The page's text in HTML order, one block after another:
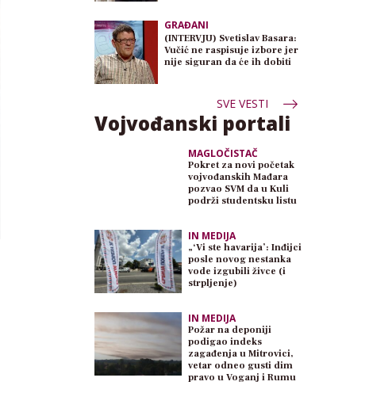
GRAĐANI
(INTERVJU) Svetislav Basara:
Vučić ne raspisuje izbore jer
nije siguran da će ih dobiti
SVE VESTI
Vojvođanski portali
MAGLOČISTAČ
Pokret za novi početak
vojvođanskih Mađara
pozvao SVM da u Kuli
podrži studentsku listu
IN MEDIJA
„‘Vi ste havarija’: Inđijci
posle novog nestanka
vode izgubili živce (i
strpljenje)
IN MEDIJA
Požar na deponiji
podigao indeks
zagađenja u Mitrovici,
vetar odneo gusti dim
pravo u Voganj i Rumu